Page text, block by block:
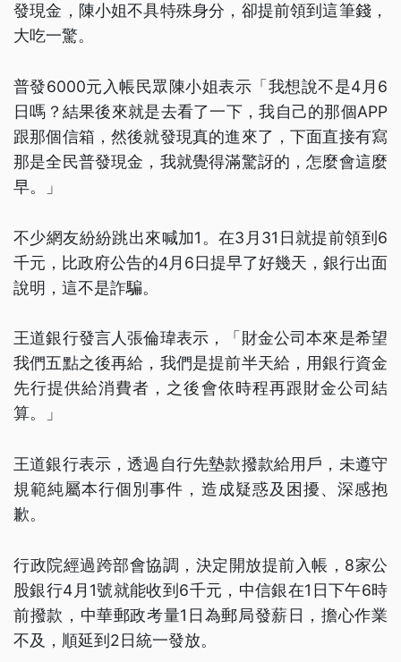
發現金，陳小姐不具特殊身分，卻提前領到這筆錢，
大吃一驚。
普發6000元入帳民眾陳小姐表示「我想說不是4月6
日嗎？結果後來就是去看了一下，我自己的那個APP
跟那個信箱，然後就發現真的進來了，下面直接有寫
那是全民普發現金，我就覺得滿驚訝的，怎麼會這麼
早。」
不少網友紛紛跳出來喊加1。在3月31日就提前領到6
千元，比政府公告的4月6日提早了好幾天，銀行出面
說明，這不是詐騙。
王道銀行發言人張倫瑋表示，「財金公司本來是希望
我們五點之後再給，我們是提前半天給，用銀行資金
先行提供給消費者，之後會依時程再跟財金公司結
算。」
王道銀行表示，透過自行先墊款撥款給用戶，未遵守
規範純屬本行個別事件，造成疑惑及困擾、深感抱
歉。
行政院經過跨部會協調，決定開放提前入帳，8家公
股銀行4月1號就能收到6千元，中信銀在1日下午6時
前撥款，中華郵政考量1日為郵局發薪日，擔心作業
不及，順延到2日統一發放。